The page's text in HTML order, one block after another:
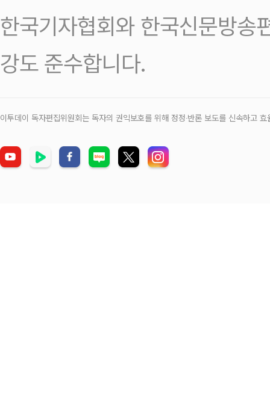
한국기자협회와 한국신문방송
강도 준수합니다.
이투데이 독자편집위원회는 독자의 권익보호를 위해 정정‧반론 보도를 신속하고